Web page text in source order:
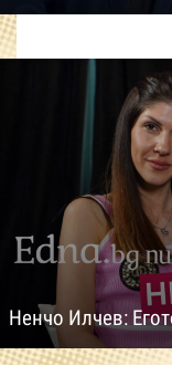
Ненчо Илчев: